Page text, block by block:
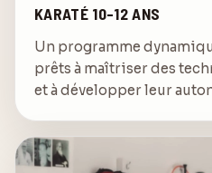
KARATÉ 10-12 ANS
Un programme
prêts à maîtriser des
et à développer leur